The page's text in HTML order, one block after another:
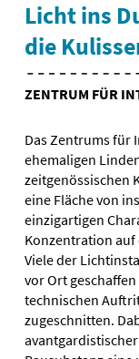
Licht ins
die
ZENTRUM FÜR
Das Zentrums für
ehemaligen
zeitgenössischen
eine Fläche von
einzigartigen
Konzentration
Viele der
vor Ort
technischen
zugeschnitten.